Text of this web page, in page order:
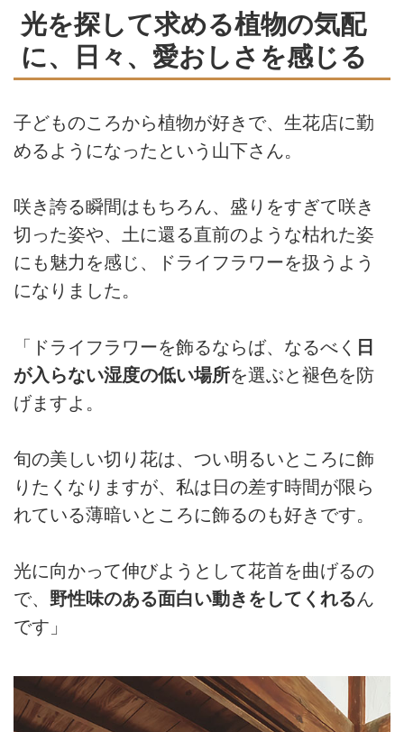
光を探して求める植物の気配
に、日々、愛おしさを感じる
子どものころから植物が好きで、生花店に勤
めるようになったという山下さん。
咲き誇る瞬間はもちろん、盛りをすぎて咲き
切った姿や、土に還る直前のような枯れた姿
にも魅力を感じ、ドライフラワーを扱うよう
になりました。
「ドライフラワーを飾るならば、なるべく 日
が入らない湿度の低い場所を選ぶと褪色を防
げますよ。
旬の美しい切り花は、つい明るいところに飾
りたくなりますが、私は日の差す時間が限ら
れている薄暗いところに飾るのも好きです。
光に向かって伸びようとして花首を曲げるの
で、 野性味のある面白い動きをしてくれるん
です」